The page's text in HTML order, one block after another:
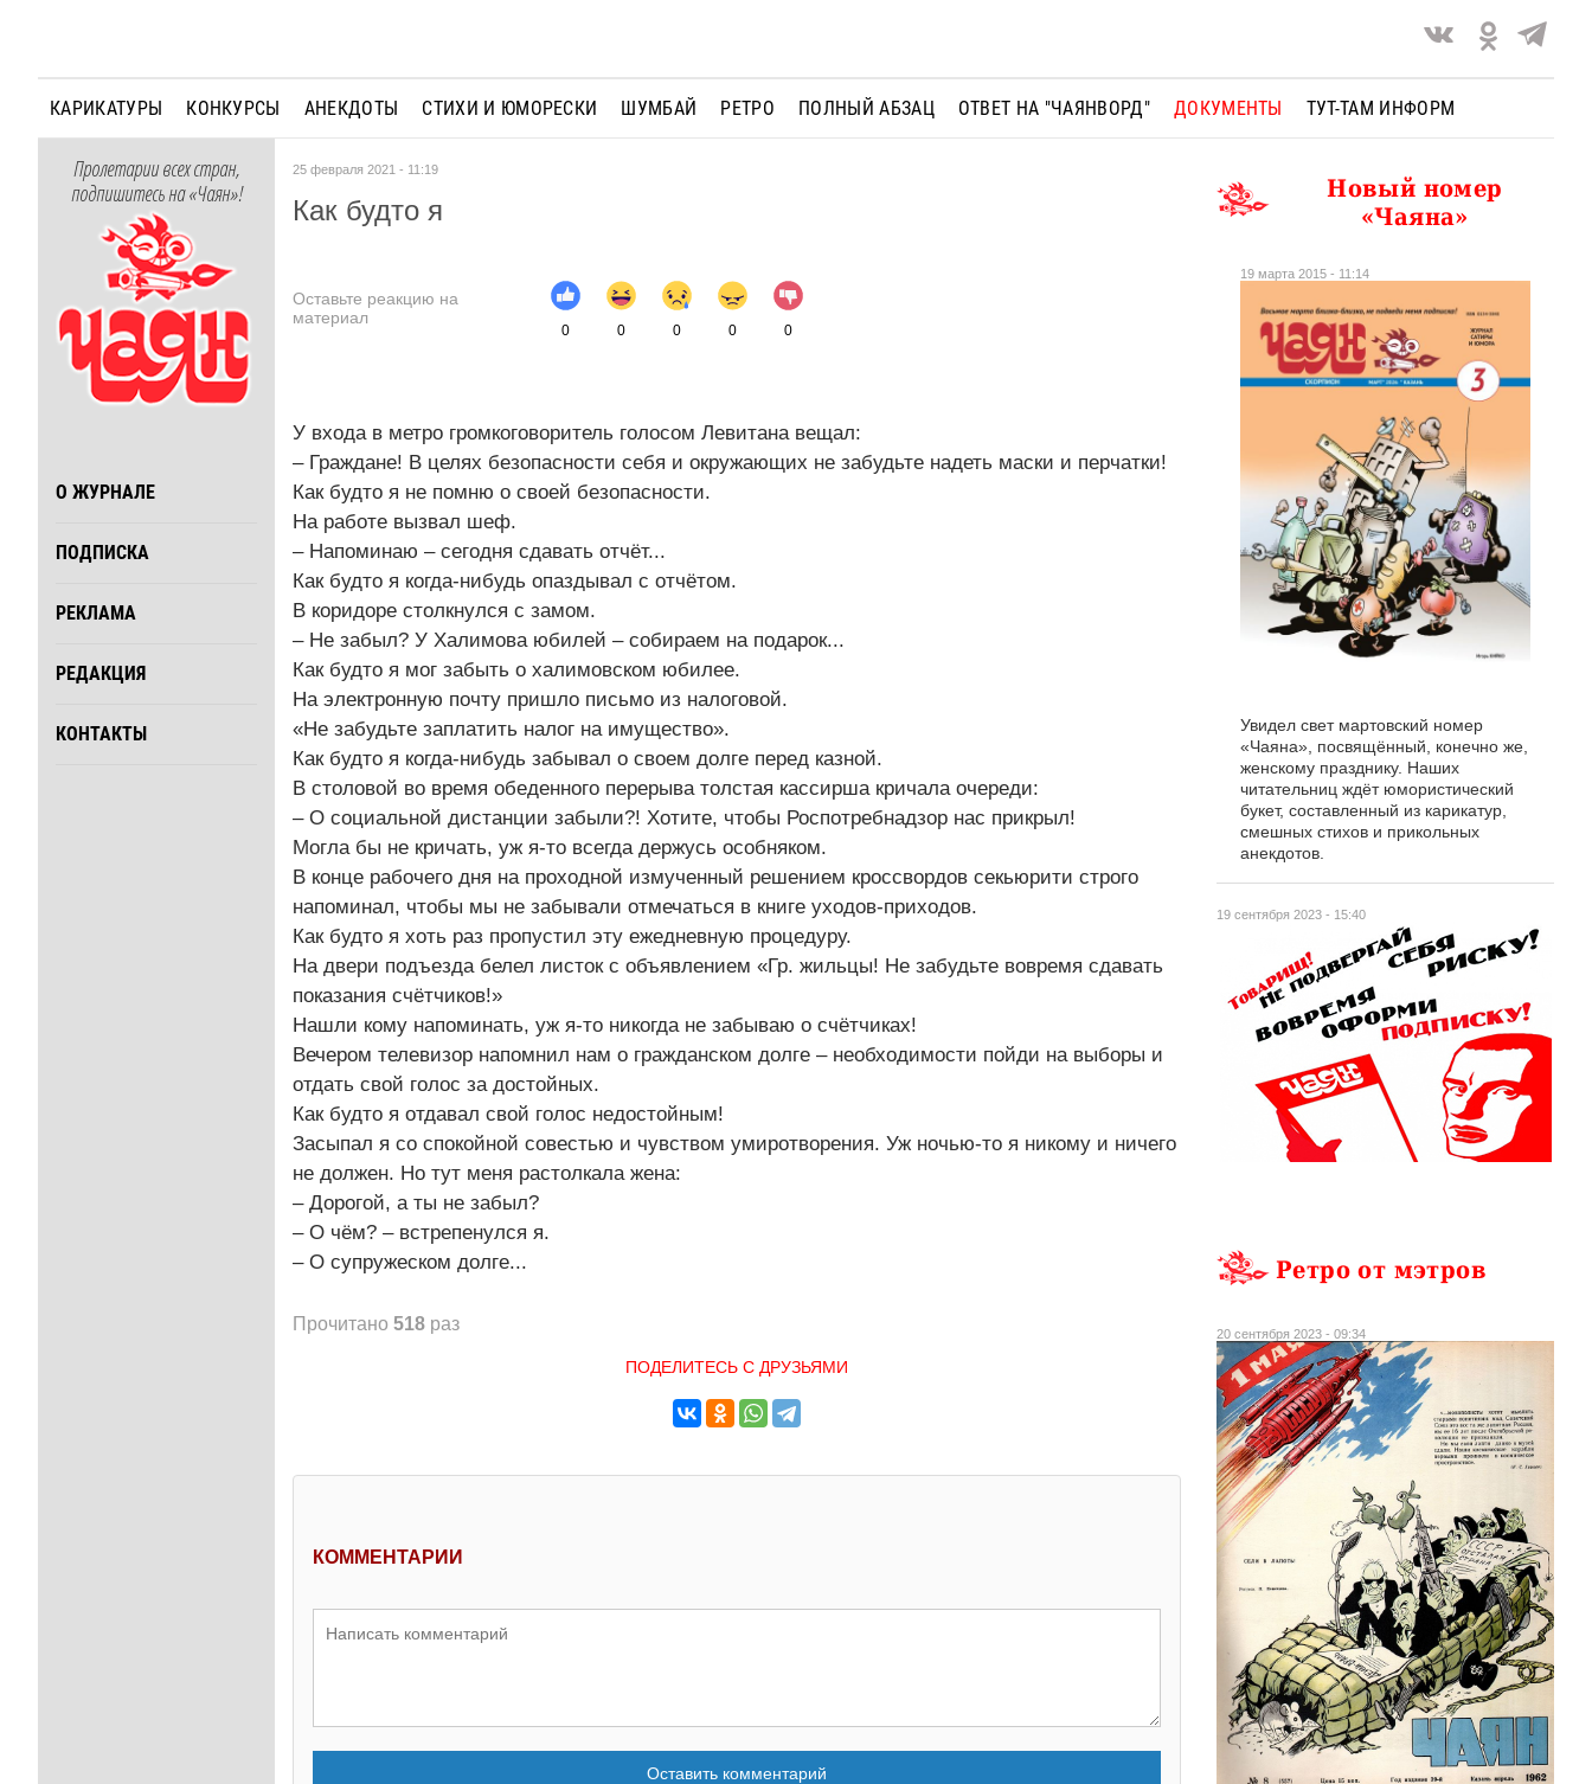
КАРИКАТУРЫ КОНКУРСЫ АНЕКДОТЫ СТИХИ И ЮМОРЕСКИ ШУМБАЙ РЕТРО ПОЛНЫЙ АБЗАЦ ОТВЕТ НА "ЧАЯНВОРД" ДОКУМЕНТЫ ТУТ-ТАМ ИНФОРМ
Пролетарии всех стран,
подпишитесь на «Чаян»!
О ЖУРНАЛЕ
ПОДПИСКА
РЕКЛАМА
РЕДАКЦИЯ
КОНТАКТЫ
25 февраля 2021 - 11:19
Как будто я
Оставьте реакцию на
материал
0 0 0 0 0
У входа в метро громкоговоритель голосом Левитана вещал:
– Граждане! В целях безопасности себя и окружающих не забудьте надеть маски и перчатки!
Как будто я не помню о своей безопасности.
На работе вызвал шеф.
– Напоминаю – сегодня сдавать отчёт...
Как будто я когда-нибудь опаздывал с отчётом.
В коридоре столкнулся с замом.
– Не забыл? У Халимова юбилей – собираем на подарок...
Как будто я мог забыть о халимовском юбилее.
На электронную почту пришло письмо из налоговой.
«Не забудьте заплатить налог на имущество».
Как будто я когда-нибудь забывал о своем долге перед казной.
В столовой во время обеденного перерыва толстая кассирша кричала очереди:
– О социальной дистанции забыли?! Хотите, чтобы Роспотребнадзор нас прикрыл!
Могла бы не кричать, уж я-то всегда держусь особняком.
В конце рабочего дня на проходной измученный решением кроссвордов секьюрити строго
напоминал, чтобы мы не забывали отмечаться в книге уходов-приходов.
Как будто я хоть раз пропустил эту ежедневную процедуру.
На двери подъезда белел листок с объявлением «Гр. жильцы! Не забудьте вовремя сдавать
показания счётчиков!»
Нашли кому напоминать, уж я-то никогда не забываю о счётчиках!
Вечером телевизор напомнил нам о гражданском долге – необходимости пойди на выборы и
отдать свой голос за достойных.
Как будто я отдавал свой голос недостойным!
Засыпал я со спокойной совестью и чувством умиротворения. Уж ночью-то я никому и ничего
не должен. Но тут меня растолкала жена:
– Дорогой, а ты не забыл?
– О чём? – встрепенулся я.
– О супружеском долге...
Прочитано 518 раз
ПОДЕЛИТЕСЬ С ДРУЗЬЯМИ
КОММЕНТАРИИ
Оставить комментарий
19 сентября 2023 - 15:40
Новый номер
«Чаяна»
19 марта 2015 - 11:14
Увидел свет мартовский номер
«Чаяна», посвящённый, конечно же,
женскому празднику. Наших
читательниц ждёт юмористический
букет, составленный из карикатур,
смешных стихов и прикольных
анекдотов.
Ретро от мэтров
20 сентября 2023 - 09:34